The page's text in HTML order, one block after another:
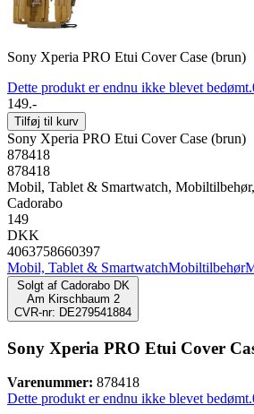
Sony Xperia PRO Etui Cover Case (brun)
Dette produkt er endnu ikke blevet bedømt.
149.-
Tilføj til kurv
Sony Xperia PRO Etui Cover Case (brun)
878418
878418
Mobil, Tablet & Smartwatch,
Cadorabo
149
DKK
4063758660397
Mobil, Tablet & SmartwatchMobiltilbehør
Solgt af Cadorabo DK
Am Kirschbaum 2
CVR-nr: DE279541884
Sony Xperia PRO Etui Cover
Varenummer: 878418
Dette produkt er endnu ikke blevet bedømt.